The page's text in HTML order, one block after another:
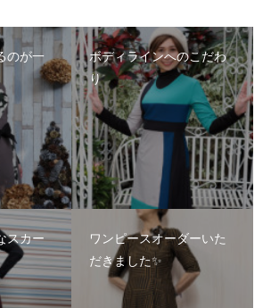
のが一
ボディラインへのこだわ
り
スカー
ワンピースオーダーいた
だきました✨